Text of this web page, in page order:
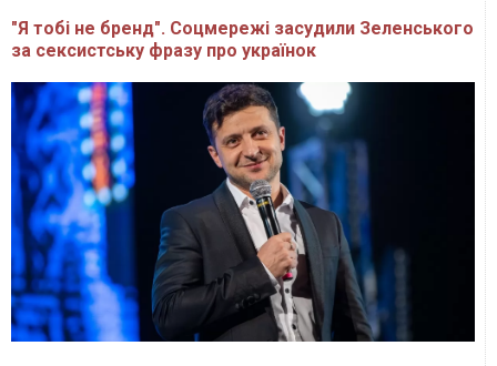
"Я тобі не бренд". Соцмережі засудили Зеленського
за сексистську фразу про українок